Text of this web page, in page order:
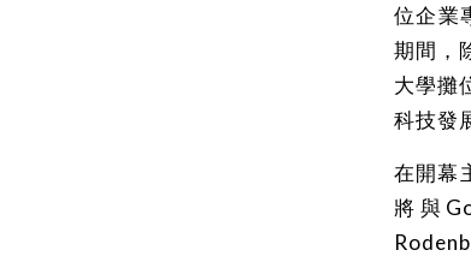
位企業
期間，
大學攤
科技發
在開幕
將與